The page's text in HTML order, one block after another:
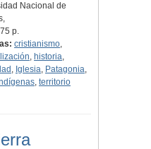
Nacional de
p.
cristianismo,
, historia,
, Iglesia, Patagonia,
, territorio